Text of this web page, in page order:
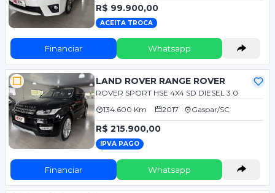
R$ 99.900,00
ACEITA TROCA
Financiar Whatsapp
LAND ROVER RANGE ROVER
ROVER SPORT HSE 4X4 SD DIESEL 3.0
134.600 Km
2017 Gaspar/SC
R$ 215.900,00
IPVA PAGO
Financiar Whatsapp